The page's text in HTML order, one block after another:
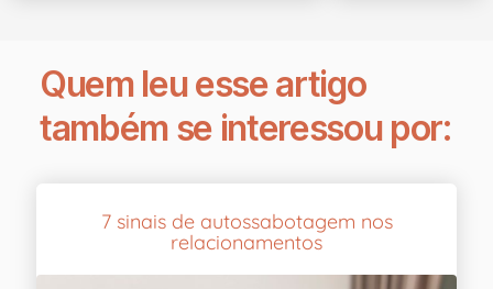
Quem leu esse artigo
também se interessou por:
7 sinais de autossabotagem nos
relacionamentos